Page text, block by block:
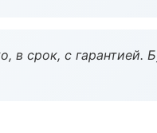
в срок, с гарантией.